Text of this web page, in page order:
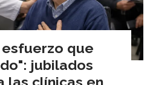
que
jubilados